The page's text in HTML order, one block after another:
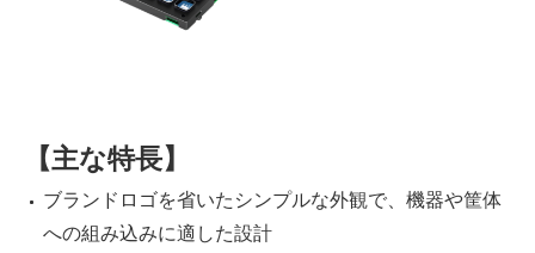
【主な特長】
ブランドロゴを省いたシンプルな外観で、機器や筐体
への組み込みに適した設計